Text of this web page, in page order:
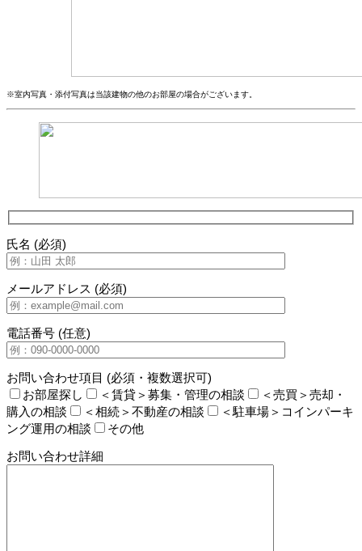
※室内写真・添付写真は当該建物の他のお部屋の場合がございます。
氏名 (必須)
メールアドレス (必須)
電話番号 (任意)
お問い合わせ項目 (必須・複数選択可)
お部屋探し
＜賃貸＞募集・管理の相談
＜売買＞売却・
購入の相談
＜相続＞不動産の相談
＜駐車場＞コインパーキ
ング運用の相談
その他
お問い合わせ詳細